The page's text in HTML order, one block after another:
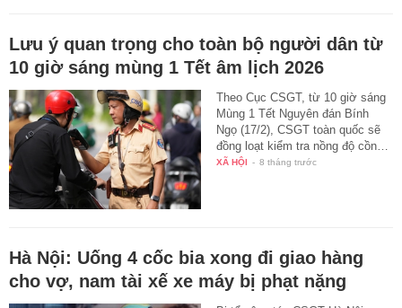
Lưu ý quan trọng cho toàn bộ người dân từ
10 giờ sáng mùng 1 Tết âm lịch 2026
Theo Cục CSGT, từ 10 giờ sáng
Mùng 1 Tết Nguyên đán Bính
Ngọ (17/2), CSGT toàn quốc sẽ
đồng loạt kiểm tra nồng độ cồn…
XÃ HỘI - 8 tháng trước
Hà Nội: Uống 4 cốc bia xong đi giao hàng
cho vợ, nam tài xế xe máy bị phạt nặng